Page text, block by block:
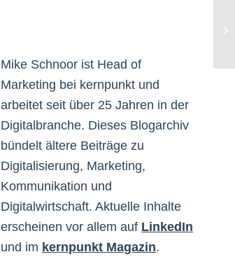
Mike Schnoor ist Head of
Marketing bei kernpunkt und
arbeitet seit über 25 Jahren in der
Digitalbranche. Dieses Blogarchiv
bündelt ältere Beiträge zu
Digitalisierung, Marketing,
Kommunikation und
Digitalwirtschaft. Aktuelle Inhalte
erscheinen vor allem auf LinkedIn
und im kernpunkt Magazin.